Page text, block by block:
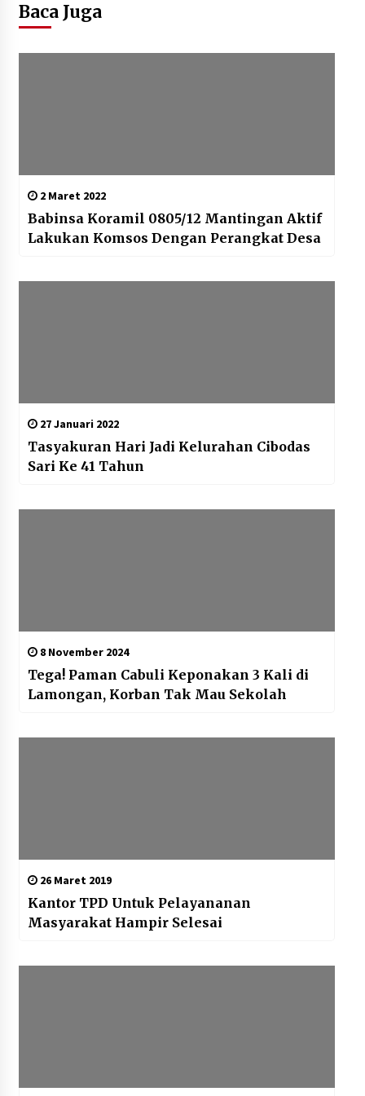
Baca Juga
2 Maret 2022
Babinsa Koramil 0805/12 Mantingan Aktif
Lakukan Komsos Dengan Perangkat Desa
27 Januari 2022
Tasyakuran Hari Jadi Kelurahan Cibodas
Sari Ke 41 Tahun
8 November 2024
Tega! Paman Cabuli Keponakan 3 Kali di
Lamongan, Korban Tak Mau Sekolah
26 Maret 2019
Kantor TPD Untuk Pelayananan
Masyarakat Hampir Selesai